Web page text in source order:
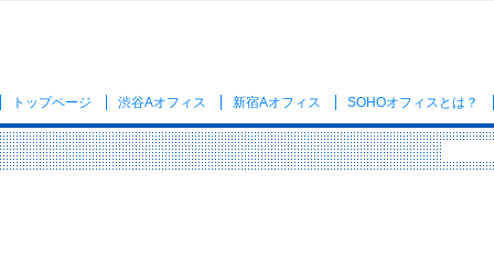
トップページ 渋谷Aオフィス 新宿Aオフィス SOHOオフィス とは？